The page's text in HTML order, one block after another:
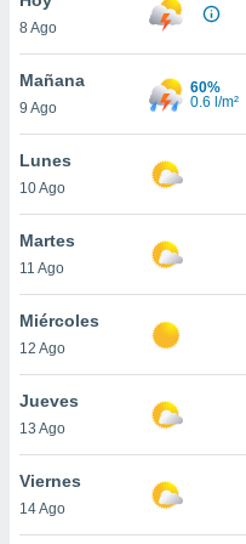
en
más
nuestra
de
cookies
aceptar
8 Ago
Mañana
9 Ago
60%
0.6 l/m²
Lunes
10 Ago
Martes
11 Ago
Miércoles
12 Ago
Jueves
13 Ago
Viernes
14 Ago